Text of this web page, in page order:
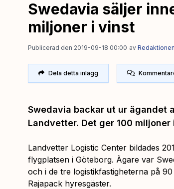
Swedavia säljer
miljoner i vinst
Publicerad den 2019-09-18 00:00 av Redaktionen
Dela detta inlägg
Swedavia backar ut ur ägandet
Landvetter. Det ger 100
Landvetter Logistic Center bildades
flygplatsen i Göteborg. Ägare var
och i de tre logistikfastigheterna på
Rajapack hyresgäster.